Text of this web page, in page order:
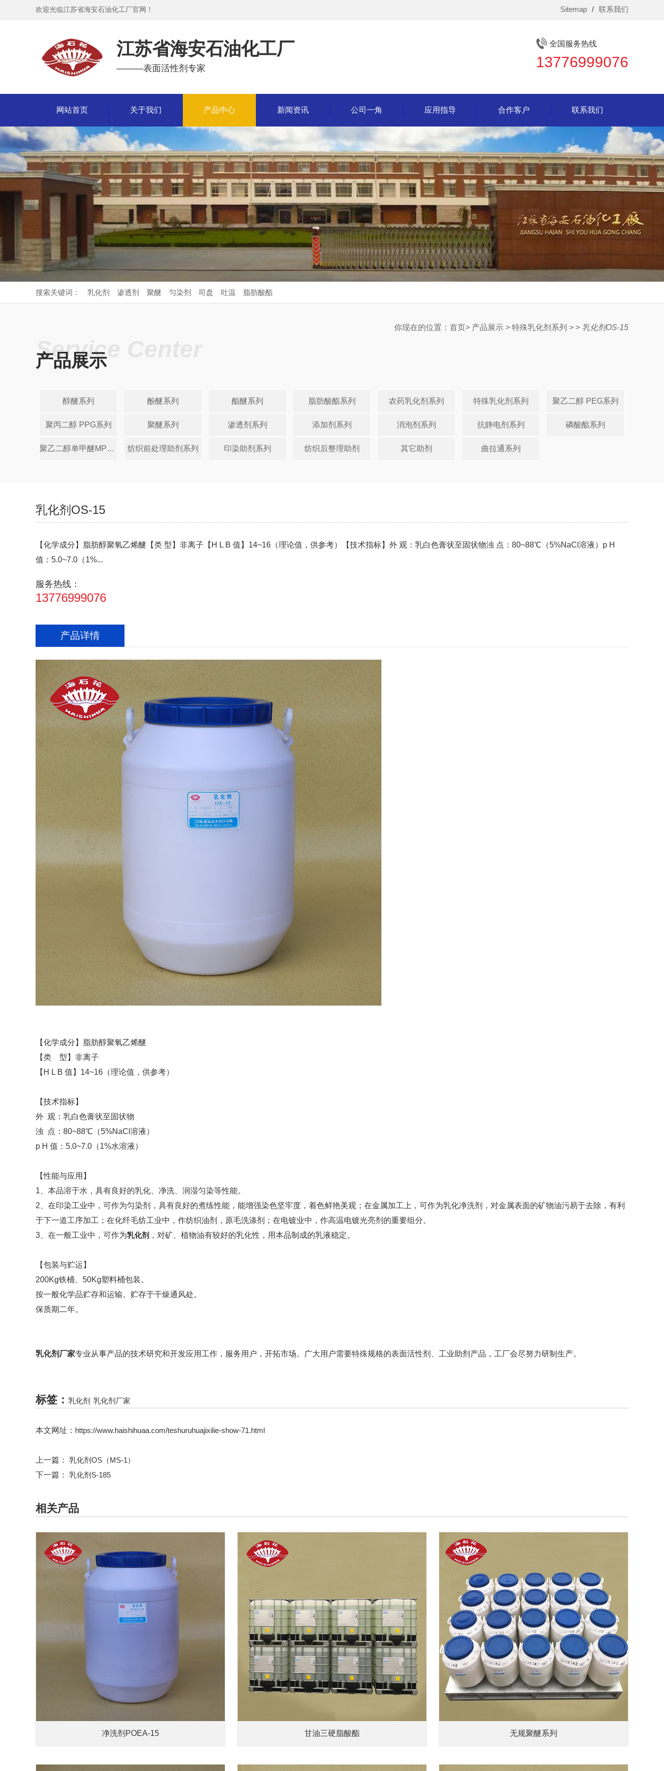
欢迎光临江苏省海安石油化工厂官网！ Sitemap / 联系我们
江苏省海安石油化工厂
———表面活性剂专家
全国服务热线
13776999076
网站首页 关于我们 产品中心 新闻资讯 公司一角 应用指导 合作客户 联系我们
搜索关键词： 乳化剂 渗透剂 聚醚 匀染剂 司盘 吐温 脂肪酸酯
你现在的位置： 首页> 产品展示 > 特殊乳化剂系列 > > 乳化剂OS-15
Service Center
产品展示
醇醚系列 酚醚系列 酯醚系列 脂肪酸酯系列 农药乳化剂系列 特殊乳化剂系列 聚乙二醇 PEG系列
聚丙二醇 PPG系列 聚醚系列 渗透剂系列 添加剂系列 消泡剂系列 抗静电剂系列 磷酸酯系列
聚乙二醇单甲醚MPEG系列 纺织前处理助剂系列 印染助剂系列 纺织后整理助剂 其它助剂 曲拉通系列
乳化剂OS-15
【化学成分】脂肪醇聚氧乙烯醚【类 型】非离子【H L B 值】14~16（理论值，供参考）【技术指标】外 观：乳白色膏状至固状物浊 点：80~88℃（5%NaCl溶液）p H
值：5.0~7.0（1%...
服务热线：
13776999076
产品详情
【化学成分】脂肪醇聚氧乙烯醚
【类 型】非离子
【H L B 值】14~16（理论值，供参考）
【技术指标】
外 观：乳白色膏状至固状物
浊 点：80~88℃（5%NaCl溶液）
p H 值：5.0~7.0（1%水溶液）
【性能与应用】
1、本品溶于水，具有良好的乳化、净洗、润湿匀染等性能。
2、在印染工业中，可作为匀染剂，具有良好的煮练性能，能增强染色坚牢度，着色鲜艳美观；在金属加工上，可作为乳化净洗剂，对金属表面的矿物油污易于去除，有利
于下一道工序加工；在化纤毛纺工业中，作纺织油剂，原毛洗涤剂；在电镀业中，作高温电镀光亮剂的重要组分。
3、在一般工业中，可作为乳化剂 ，对矿、植物油有较好的乳化性，用本品制成的乳液稳定。
【包装与贮运】
200Kg铁桶、50Kg塑料桶包装。
按一般化学品贮存和运输。贮存于干燥通风处。
保质期二年。
乳化剂厂家专业从事产品的技术研究和开发应用工作，服务用户，开拓市场。广大用户需要特殊规格的表面活性剂、工业助剂产品，工厂会尽努力研制生产。
标签： 乳化剂 乳化剂厂家
本文网址： https://www.haishihuaa.com/teshuruhuajixilie-show-71.html
上一篇：
乳化剂OS（MS-1）
下一篇：
乳化剂S-185
相关产品
净洗剂POEA-15 甘油三硬脂酸酯 无规聚醚系列